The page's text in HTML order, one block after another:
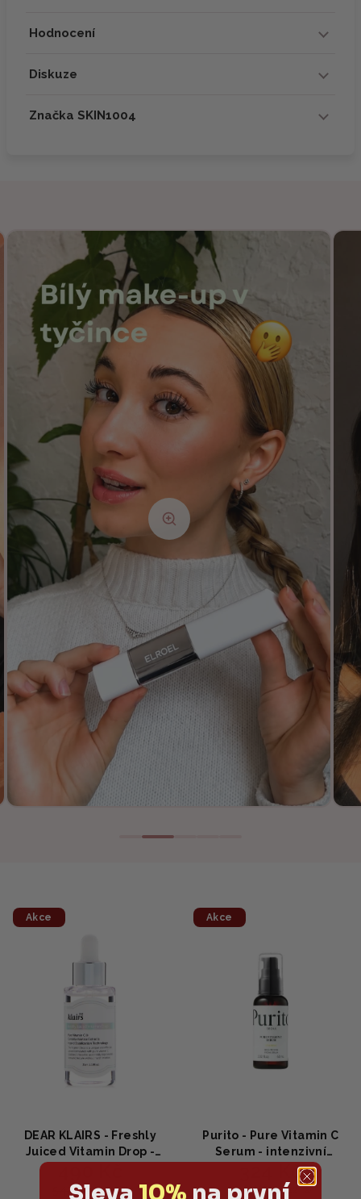
Hodnocení
Diskuze
Značka SKIN1004
Akce
DEAR KLAIRS - Freshly
Juiced Vitamin Drop -
Multifunkční vitaminové
sérum35ml
542 Kč (–9 %)
Akce
Purito - Pure Vitamin C
Serum - intenzivní
protivráskové a
hydratační sérum s
324 Kč
418 Kč (–22 %)
Sleva 10% na první